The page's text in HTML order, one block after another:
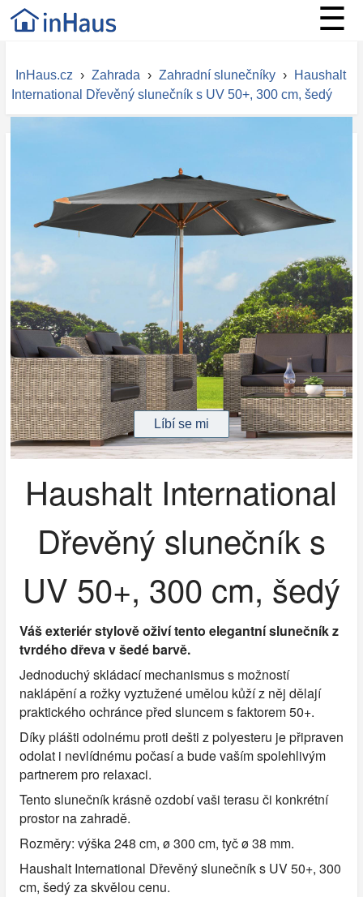
☰
InHaus.cz › Zahrada › Zahradní slunečníky ›
Haushalt
International Dřevěný slunečník s UV 50+, 300 cm, šedý
Haushalt International
Dřevěný slunečník s
UV 50+, 300 cm, šedý
Váš exteriér stylově oživí tento elegantní slunečník z
tvrdého dřeva v šedé barvě.
Jednoduchý skládací mechanismus s možností
naklápění a rožky vyztužené umělou kůží z něj dělají
praktického ochránce před sluncem s faktorem 50+.
Díky plášti odolnému proti dešti z polyesteru je připraven
odolat i nevlídnému počasí a bude vaším spolehlivým
partnerem pro relaxaci.
Tento slunečník krásně ozdobí vaši terasu či konkrétní
prostor na zahradě.
Rozměry: výška 248 cm, ø 300 cm, tyč ø 38 mm.
Haushalt International Dřevěný slunečník s UV 50+, 300
cm, šedý za skvělou cenu.